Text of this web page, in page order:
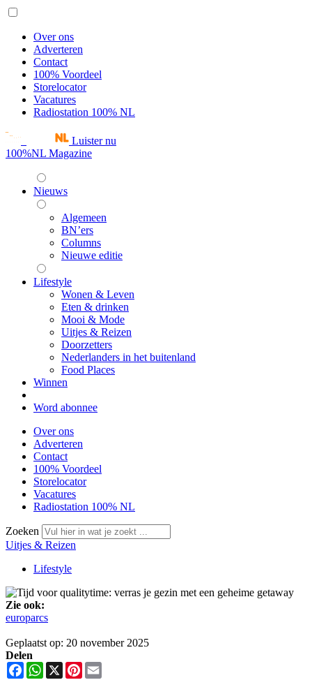
Over ons
Adverteren
Contact
100% Voordeel
Storelocator
Vacatures
Radiostation 100% NL
Luister nu
100%NL Magazine
Nieuws
Algemeen
BN’ers
Columns
Nieuwe editie
Lifestyle
Wonen & Leven
Eten & drinken
Mooi & Mode
Uitjes & Reizen
Doorzetters
Nederlanders in het buitenland
Food Places
Winnen
Word abonnee
Over ons
Adverteren
Contact
100% Voordeel
Storelocator
Vacatures
Radiostation 100% NL
Zoeken
Uitjes & Reizen
Lifestyle
Zie ook:
europarcs
Geplaatst op: 20 november 2025
Delen
FacebookWhatsApp
X Pinterest